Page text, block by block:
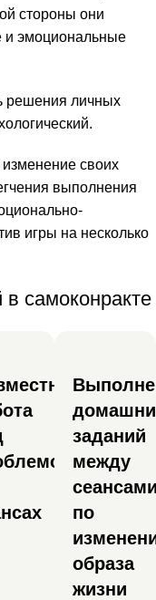
стороны они
и эмоциональные
решения личных
своих
выполнения
игры на несколько
в самоконракте
заданий
между
по
образа
жизни